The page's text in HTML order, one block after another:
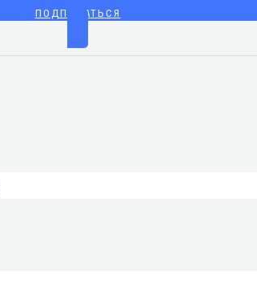
ПОДПИСАТЬСЯ